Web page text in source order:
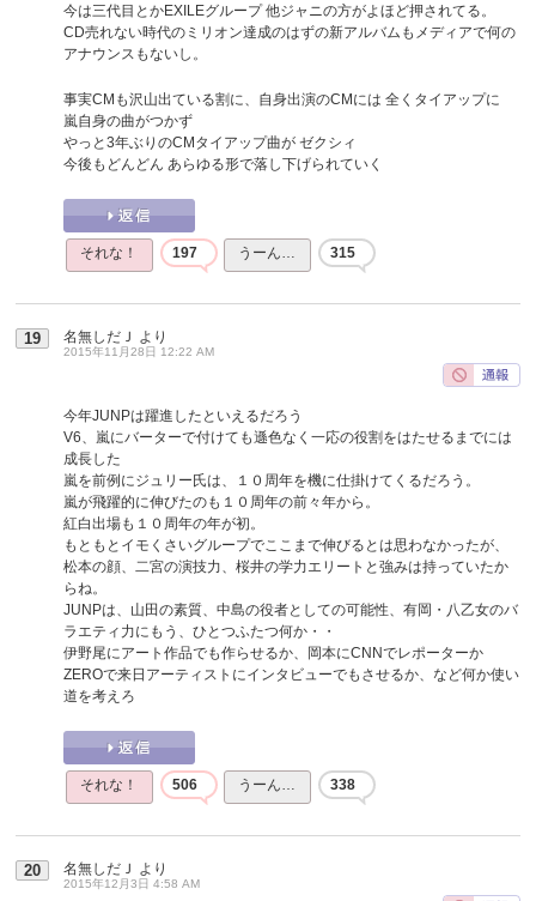
今は三代目とかEXILEグループ 他ジャニの方がよほど押されてる。
CD売れない時代のミリオン達成のはずの新アルバムもメディアで何の
アナウンスもないし。
事実CMも沢山出ている割に、自身出演のCMには 全くタイアップに
嵐自身の曲がつかず
やっと3年ぶりのCMタイアップ曲が ゼクシィ
今後もどんどん あらゆる形で落し下げられていく
それな！ 197 うーん… 315
19 名無しだＪ より
2015年11月28日 12:22 AM
今年JUNPは躍進したといえるだろう
V6、嵐にバーターで付けても遜色なく一応の役割をはたせるまでには
成長した
嵐を前例にジュリー氏は、１０周年を機に仕掛けてくるだろう。
嵐が飛躍的に伸びたのも１０周年の前々年から。
紅白出場も１０周年の年が初。
もともとイモくさいグループでここまで伸びるとは思わなかったが、
松本の顔、二宮の演技力、桜井の学力エリートと強みは持っていたか
らね。
JUNPは、山田の素質、中島の役者としての可能性、有岡・八乙女のバ
ラエティ力にもう、ひとつふたつ何か・・
伊野尾にアート作品でも作らせるか、岡本にCNNでレポーターか
ZEROで来日アーティストにインタビューでもさせるか、など何か使い
道を考えろ
それな！ 506 うーん… 338
20 名無しだＪ より
2015年12月3日 4:58 AM